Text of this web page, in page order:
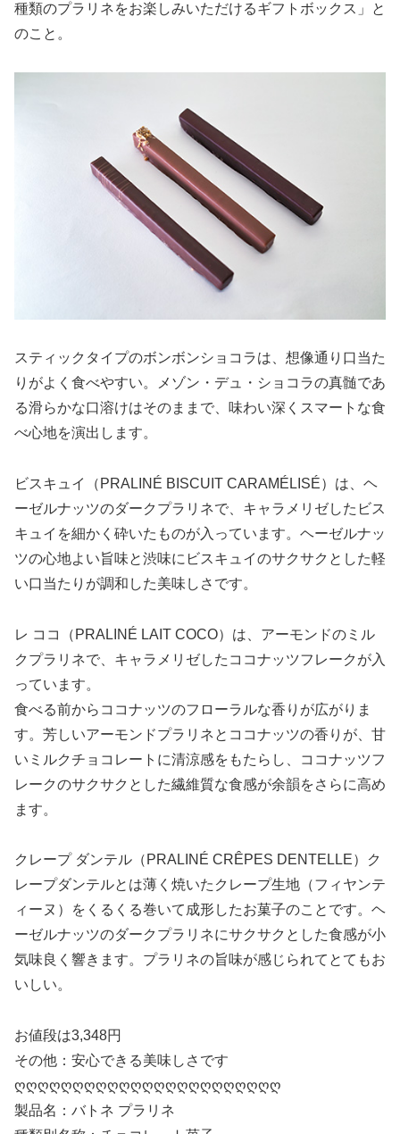
種類のプラリネをお楽しみいただけるギフトボックス」と
のこと。
スティックタイプのボンボンショコラは、想像通り口当た
りがよく食べやすい。メゾン・デュ・ショコラの真髄であ
る滑らかな口溶けはそのままで、味わい深くスマートな食
べ心地を演出します。
ビスキュイ（PRALINÉ BISCUIT CARAMÉLISÉ）は、ヘ
ーゼルナッツのダークプラリネで、キャラメリゼしたビス
キュイを細かく砕いたものが入っています。ヘーゼルナッ
ツの心地よい旨味と渋味にビスキュイのサクサクとした軽
い口当たりが調和した美味しさです。
レ ココ（PRALINÉ LAIT COCO）は、アーモンドのミル
クプラリネで、キャラメリゼしたココナッツフレークが入
っています。
食べる前からココナッツのフローラルな香りが広がりま
す。芳しいアーモンドプラリネとココナッツの香りが、甘
いミルクチョコレートに清涼感をもたらし、ココナッツフ
レークのサクサクとした繊維質な食感が余韻をさらに高め
ます。
クレープ ダンテル（PRALINÉ CRÊPES DENTELLE）ク
レープダンテルとは薄く焼いたクレープ生地（フィヤンテ
ィーヌ）をくるくる巻いて成形したお菓子のことです。ヘ
ーゼルナッツのダークプラリネにサクサクとした食感が小
気味良く響きます。プラリネの旨味が感じられてとてもお
いしい。
お値段は3,348円
その他：安心できる美味しさです
ღღღღღღღღღღღღღღღღღღღღღღღ
製品名：バトネ プラリネ